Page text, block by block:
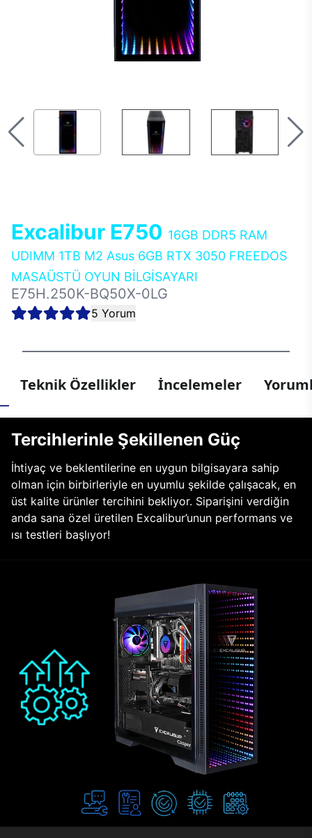
Excalibur E750 16GB DDR5 RAM
UDIMM 1TB M2 Asus 6GB RTX 3050 FREEDOS
MASAÜSTÜ OYUN BİLGİSAYARI
E75H.250K-BQ50X-0LG
5 Yorum
Teknik Özellikler İncelemeler
Tercihlerinle Şekillenen Güç
İhtiyaç ve beklentilerine en uygun bilgisayara sahip
olman için birbirleriyle en uyumlu şekilde çalışacak, en
üst kalite ürünler tercihini bekliyor. Siparişini verdiğin
anda sana özel üretilen Excalibur’unun performans ve
ısı testleri başlıyor!